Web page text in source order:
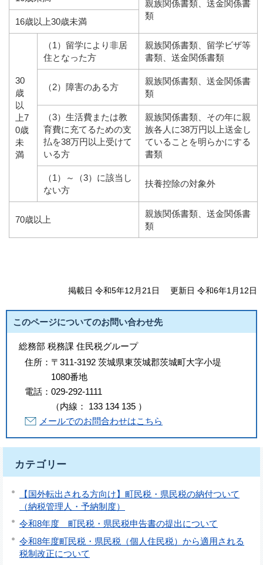
親族関係書類、送金関係書
類
16歳以上30歳未満
30
歳
以
上7
0歳
未
満
（1）留学により非居
住となった方
親族関係書類、留学ビザ等
書類、送金関係書類
（2）障害のある方
親族関係書類、送金関係書
類
（3）生活費または教
育費に充てるための支
払を38万円以上受けて
いる方
親族関係書類、その年に親
族各人に38万円以上送金し
ていることを明らかにする
書類
（1）～（3）に該当し
ない方
扶養控除の対象外
70歳以上
親族関係書類、送金関係書
類
掲載日 令和5年12月21日 更新日 令和6年1月12日
このページについてのお問い合わせ先
総務部 税務課 住民税グループ
住所： 〒311-3192 茨城県東茨城郡茨城町大字小堤
1080番地
電話： 029-292-1111
（内線 ： 133 134 135 ）
メールでのお問合わせはこちら
カテゴリー
【国外転出される方向け】町民税・県民税の納付ついて
（納税管理人・予納制度）
令和8年度 町民税・県民税申告書の提出について
令和8年度町民税・県民税（個人住民税）から適用される
税制改正について